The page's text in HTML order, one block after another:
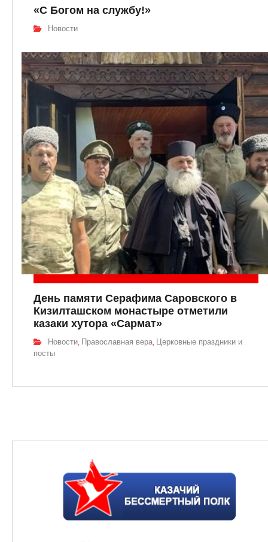
«С Богом на службу!»
Новости
День памяти Серафима Саровского в
Кизилташском монастыре отметили
казаки хутора «Сармат»
Новости Православная вера Церковные праздники и
посты